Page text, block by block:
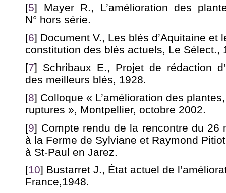
[5] Mayer R., L’amélioration des
N° hors série.
[6] Document V., Les blés d’Aquitaine et
constitution des blés actuels, Le Sélect.,
[7] Schribaux E., Projet de rédaction
des meilleurs blés, 1928.
[8] Colloque « L’amélioration des
ruptures », Montpellier, octobre 2002.
[9] Compte rendu de la rencontre du 26
à la Ferme de Sylviane et Raymond
à St-Paul en Jarez.
[10] Bustarret J., État actuel de
France,1948.